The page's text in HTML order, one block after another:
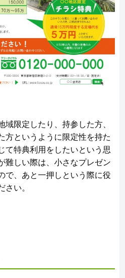
限定したり、持参した方、
方というように限定性を持た
て特典利用をしたいという思
難しい際は、小さなプレゼン
で、あと一押しという際に役
さい。